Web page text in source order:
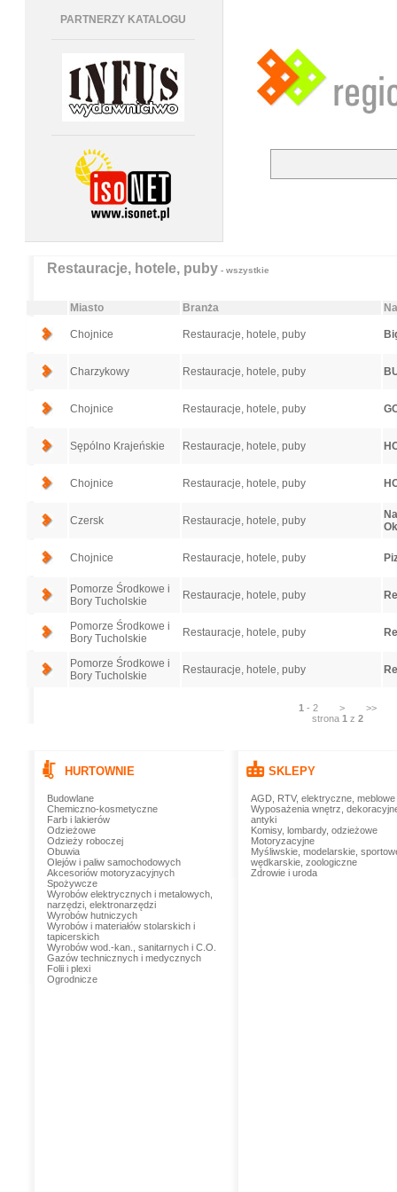
PARTNERZY KATALOGU
Restauracje, hotele, puby- wszystkie
Miasto Branża
Chojnice Restauracje, hotele, puby
Charzykowy Restauracje, hotele, puby
Chojnice Restauracje, hotele, puby
Sępólno Krajeńskie Restauracje, hotele, puby
Chojnice Restauracje, hotele, puby
Czersk Restauracje, hotele, puby
Chojnice Restauracje, hotele, puby
Pomorze Środkowe i
Bory Tucholskie
Restauracje, hotele, puby
Pomorze Środkowe i
Bory Tucholskie
Restauracje, hotele, puby
Pomorze Środkowe i
Bory Tucholskie
Restauracje, hotele, puby
1 - 2 >
>>
strona 1 z 2
HURTOWNIE
Budowlane
Chemiczno-kosmetyczne
Farb i lakierów
Odzieżowe
Odzieży roboczej
Obuwia
Olejów i paliw samochodowych
Akcesoriów motoryzacyjnych
Spożywcze
Wyrobów elektrycznych i metalowych,
narzędzi, elektronarzędzi
Wyrobów hutniczych
Wyrobów i materiałów stolarskich i
tapicerskich
Wyrobów wod.-kan., sanitarnych i C.O.
Gazów technicznych i medycznych
Folii i plexi
Ogrodnicze
SKLEPY
AGD, RTV, elektryczne, meblowe
Wyposażenia wnętrz,
antyki
Komisy, lombardy, odzieżowe
Motoryzacyjne
Myśliwskie, modelarskie,
wędkarskie, zoologiczne
Zdrowie i uroda